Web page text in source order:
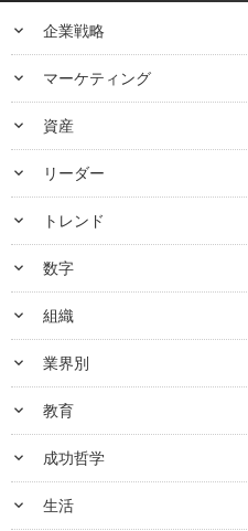
keyboard_arrow_down 企業戦略
keyboard_arrow_down マーケティング
keyboard_arrow_down 資産
keyboard_arrow_down リーダー
keyboard_arrow_down トレンド
keyboard_arrow_down 数字
keyboard_arrow_down 組織
keyboard_arrow_down 業界別
keyboard_arrow_down 教育
keyboard_arrow_down 成功哲学
keyboard_arrow_down 生活